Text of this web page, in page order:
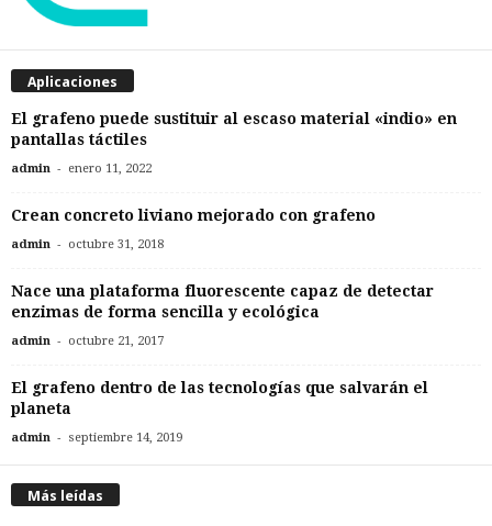
Aplicaciones
El grafeno puede sustituir al escaso material «indio» en
pantallas táctiles
admin - enero 11, 2022
Crean concreto liviano mejorado con grafeno
admin - octubre 31, 2018
Nace una plataforma fluorescente capaz de detectar
enzimas de forma sencilla y ecológica
admin - octubre 21, 2017
El grafeno dentro de las tecnologías que salvarán el
planeta
admin - septiembre 14, 2019
Más leídas